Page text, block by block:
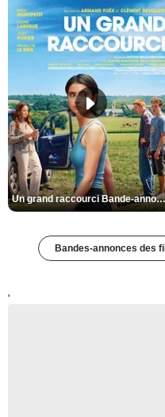
Un grand raccourci Bande-annonce VF
Bandes-annonces des
'